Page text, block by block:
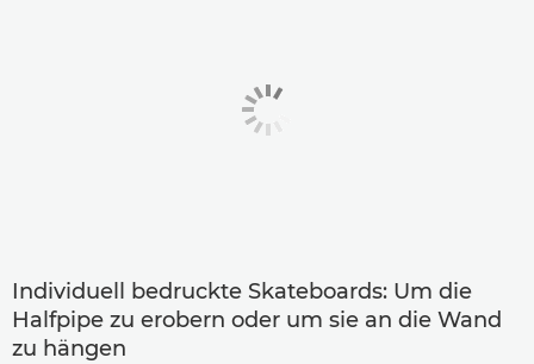
Individuell bedruckte Skateboards: Um die
Halfpipe zu erobern oder um sie an die Wand
zu hängen